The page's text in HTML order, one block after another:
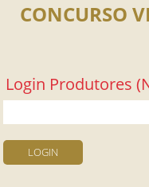
CONCURSO
Login Produtores
LOGIN